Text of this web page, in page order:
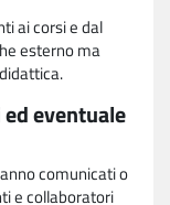
ai corsi e dal
esterno ma
eventuale
comunicati o
e collaboratori